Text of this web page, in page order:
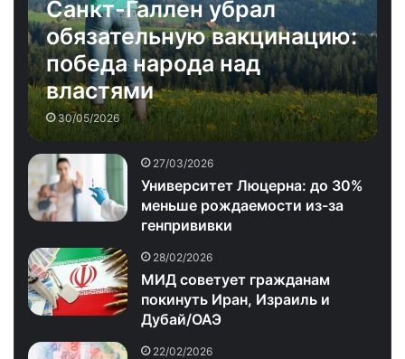
Санкт-Галлен убрал
обязательную вакцинацию:
победа народа над
властями
30/05/2026
27/03/2026
Университет Люцерна: до 30%
меньше рождаемости из-за
генпрививки
28/02/2026
МИД советует гражданам
покинуть Иран, Израиль и
Дубай/ОАЭ
22/02/2026